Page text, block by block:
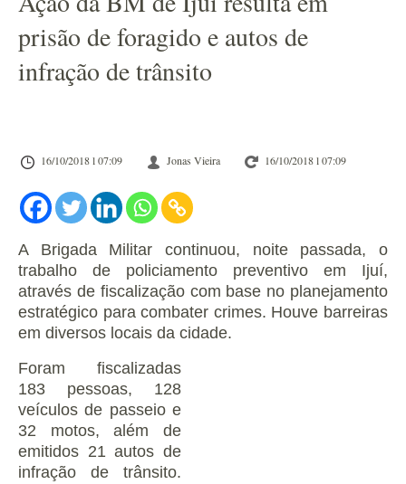
prisão de foragido e autos de
infração de trânsito
16/10/2018 l 07:09 Jonas Vieira 16/10/2018 l 07:09
A Brigada Militar continuou, noite passada, o
trabalho de policiamento preventivo em Ijuí,
através de fiscalização com base no planejamento
estratégico para combater crimes. Houve barreiras
em diversos locais da cidade.
Foram fiscalizadas
183 pessoas, 128
veículos de passeio e
32 motos, além de
emitidos 21 autos de
infração de trânsito.